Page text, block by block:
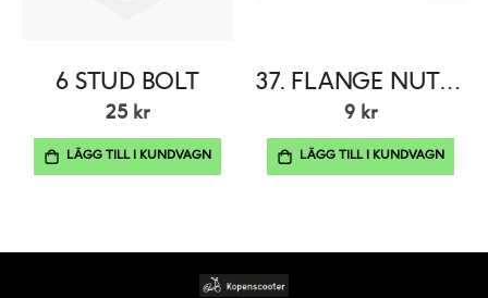
6 STUD BOLT
25 kr
LÄGG TILL I KUNDVAGN
37. FLANGE NUT M7×1
9 kr
LÄGG TILL I KUNDVAGN